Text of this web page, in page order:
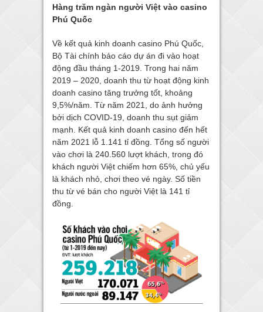
Hàng trăm ngàn người Việt vào casino
Phú Quốc
Về kết quả kinh doanh casino Phú Quốc,
Bộ Tài chính báo cáo dự án đi vào hoạt
động đầu tháng 1-2019. Trong hai năm
2019 – 2020, doanh thu từ hoạt động kinh
doanh casino tăng trưởng tốt, khoảng
9,5%/năm. Từ năm 2021, do ảnh hưởng
bởi dịch COVID-19, doanh thu sụt giảm
mạnh. Kết quả kinh doanh casino đến hết
năm 2021 lỗ 1.141 tỉ đồng. Tổng số người
vào chơi là 240.560 lượt khách, trong đó
khách người Việt chiếm hơn 65%, chủ yếu
là khách nhỏ, chơi theo vé ngày. Số tiền
thu từ vé bán cho người Việt là 141 tỉ
đồng.